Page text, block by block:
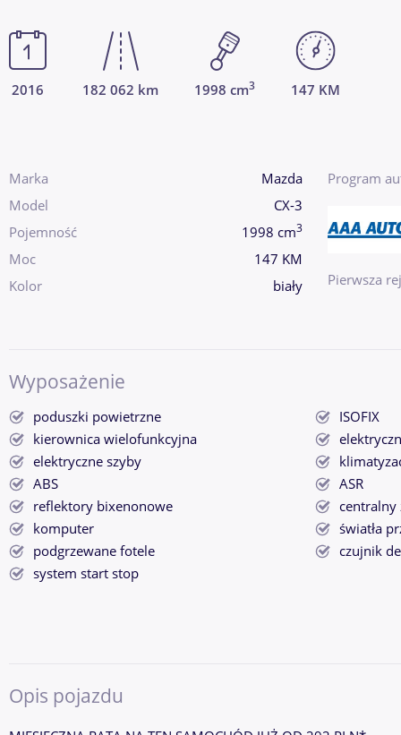
2016 182 062 km 1998 cm3 147 KM
Marka
Mazda
Model
CX-3
Pojemność
1998 cm3
Moc
147 KM
Kolor
biały
Program
Pierwsza
Wyposażenie
poduszki powietrzne
ISOFIX
kierownica wielofunkcyjna
elektryczne szyby
ABS
ASR
reflektory bixenonowe
centralny
komputer
światła
podgrzewane fotele
czujnik
system start stop
Opis pojazdu